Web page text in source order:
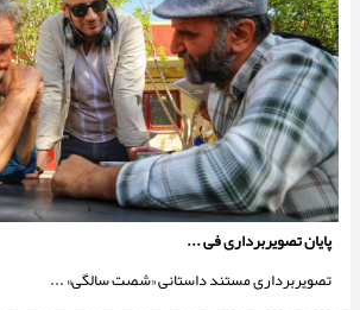
پایان تصویربرداری فی ...
تصویربرداری مستند داستانی «شصت سالگی» ...